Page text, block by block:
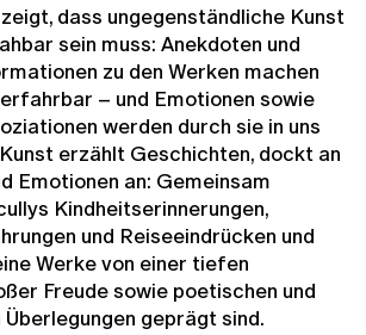
dass ungegenständliche Kunst
sein muss: Anekdoten und
zu den Werken machen
– und Emotionen sowie
werden durch sie in uns
erzählt Geschichten, dockt an
Emotionen an: Gemeinsam
Kindheitserinnerungen,
und Reiseeindrücken und
Werke von einer tiefen
Freude sowie poetischen und
geprägt sind.